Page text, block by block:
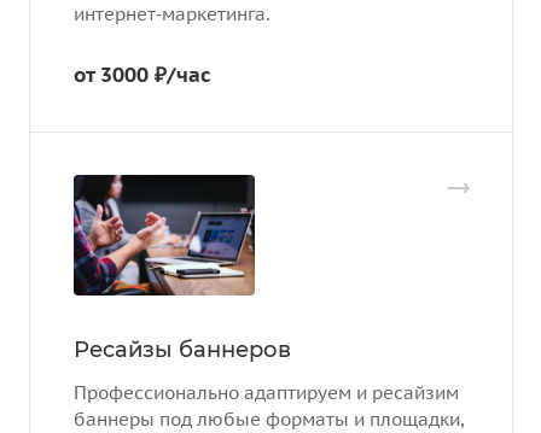
интернет‑маркетинга.
от 3000 ₽/час
Ресайзы баннеров
Профессионально адаптируем и ресайзим
баннеры под любые форматы и площадки,